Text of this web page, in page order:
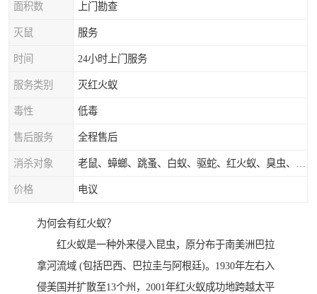
面积数 上门勘查
灭鼠 服务
时间 24小时上门服务
服务类别 灭红火蚁
毒性 低毒
售后服务 全程售后
消杀对象
价格 电议
为何会有红火蚁？
红火蚁是一种外来侵入昆虫，原分布于南美洲巴拉
拿河流域 (包括巴西、巴拉圭与阿根廷)。1930年左右入
侵美国并扩散至13个州，2001年红火蚁成功地跨越太平